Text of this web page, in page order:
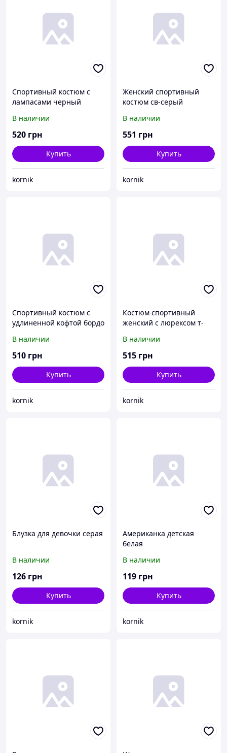
Спортивный костюм с
лампасами черный
В наличии
520 грн
Купить
kornik
Женский спортивный
костюм св-серый
В наличии
551 грн
Купить
kornik
Спортивный костюм с
удлиненной кофтой бордо
В наличии
510 грн
Купить
kornik
Костюм спортивный
женский с люрексом т-
В наличии
515 грн
Купить
kornik
Блузка для девочки серая
В наличии
126 грн
Купить
kornik
Американка детская
белая
В наличии
119 грн
Купить
kornik